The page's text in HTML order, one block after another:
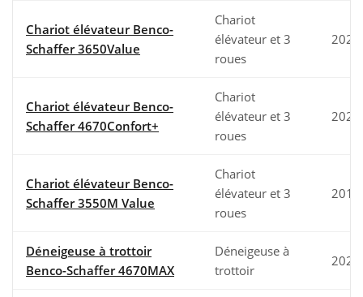
Chariot élévateur Benco-
Schaffer 3650Value
Chariot
élévateur et 3
roues
2024
Chariot élévateur Benco-
Schaffer 4670Confort+
Chariot
élévateur et 3
roues
2021
Chariot élévateur Benco-
Schaffer 3550M Value
Chariot
élévateur et 3
roues
2018
Déneigeuse à trottoir
Benco-Schaffer 4670MAX
Déneigeuse à
trottoir
2025